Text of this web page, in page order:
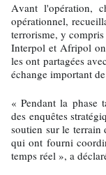
Avant l'opération,
opérationnel,
terrorisme, y
Interpol et Afripol
les ont partagées
échange important
« Pendant la phase
des enquêtes
soutien sur le
qui ont fourni
temps réel », a